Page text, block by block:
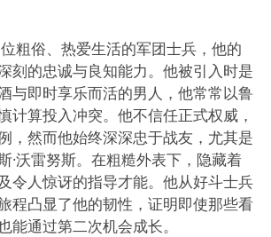
粗俗、热爱生活的军团士兵，他的
刻的忠诚与良知能力。他被引入时是
与即时享乐而活的男人，他常常以鲁
计算投入冲突。他不信任正式权威，
，然而他始终深深忠于战友，尤其是
·沃雷努斯。在粗糙外表下，隐藏着
令人惊讶的指导才能。他从好斗士兵
程凸显了他的韧性，证明即使那些看
能通过第二次机会成长。